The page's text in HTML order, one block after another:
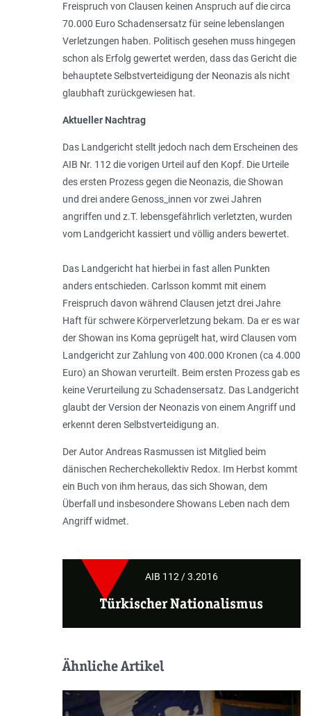
Freispruch von Clausen keinen Anspruch auf die circa
70.000 Euro Schadensersatz für seine lebenslangen
Verletzungen haben. Politisch gesehen muss hingegen
schon als Erfolg gewertet werden, dass das Gericht die
behauptete Selbstverteidigung der Neonazis als nicht
glaubhaft zurückgewiesen hat.
Aktueller Nachtrag
Das Landgericht stellt jedoch nach dem Erscheinen des
AIB Nr. 112 die vorigen Urteil auf den Kopf. Die Urteile
des ersten Prozess gegen die Neonazis, die Showan
und drei andere Genoss_innen vor zwei Jahren
angriffen und z.T. lebensgefährlich verletzten, wurden
vom Landgericht kassiert und völlig anders bewertet.
Das Landgericht hat hierbei in fast allen Punkten
anders entschieden. Carlsson kommt mit einem
Freispruch davon während Clausen jetzt drei Jahre
Haft für schwere Körperverletzung bekam. Da er es war
der Showan ins Koma geprügelt hat, wird Clausen vom
Landgericht zur Zahlung von 400.000 Kronen (ca 4.000
Euro) an Showan verurteilt. Beim ersten Prozess gab es
keine Verurteilung zu Schadensersatz. Das Landgericht
glaubt der Version der Neonazis von einem Angriff und
erkennt deren Selbstverteidigung an.
Der Autor Andreas Rasmussen ist Mitglied beim
dänischen Recherchekollektiv Redox. Im Herbst kommt
ein Buch von ihm heraus, das sich Showan, dem
Überfall und insbesondere Showans Leben nach dem
Angriff widmet.
AIB 112 / 3.2016
Türkischer Nationalismus
Ähnliche Artikel